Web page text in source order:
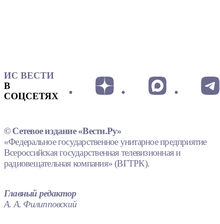
ИС ВЕСТИ
В
СОЦСЕТЯХ
© Сетевое издание «Вести.Ру»
«Федеральное государственное унитарное предприятие
Всероссийская государственная телевизионная и
радиовещательная компания» (ВГТРК).
Главный редактор
А. А. Филипповский